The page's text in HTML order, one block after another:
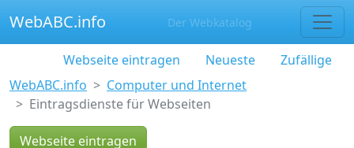
WebABC.info Der Webkatalog
Webseite eintragen Neueste
Zufällige
WebABC.info
Computer und Internet
Eintragsdienste für Webseiten
Webseite eintragen